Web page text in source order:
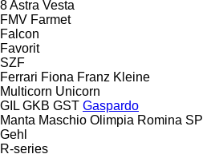
8Astra Vesta
FMV Farmet
Falcon
Favorit
SZF
Ferrari Fiona Franz Kleine
Multicorn Unicorn
GIL GKB GST Gaspardo
Manta Maschio Olimpia Romina SP
Gehl
R-series